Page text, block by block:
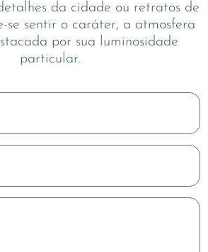
da cidade ou retratos de
se sentir o caráter, a atmosfera
por sua luminosidade
particular.